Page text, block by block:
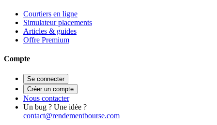
Courtiers en ligne
Simulateur placements
Articles & guides
Offre Premium
Compte
Se connecter
Créer un compte
Nous contacter
Un bug ? Une idée ?
contact@rendementbourse.com